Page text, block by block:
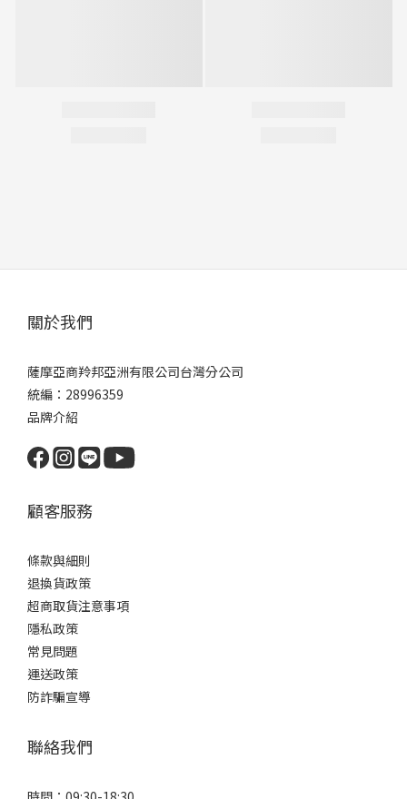
關於我們
薩摩亞商羚邦亞洲有限公司台灣分公司
統編：28996359
品牌介紹
顧客服務
條款與細則
退換貨政策
超商取貨注意事項
隱私政策
常見問題
運送政策
防詐騙宣導
聯絡我們